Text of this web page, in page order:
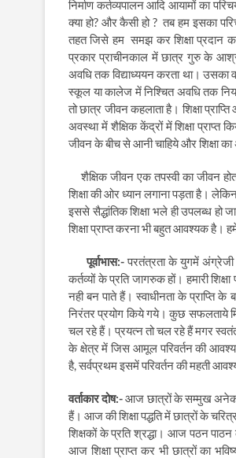
निर्माण कर्तव्यपालन आदि आयामों का परिचय
क्या हो? और कैसी हो? ‌तब हम इसका
तहत जिसे हम समझ कर शिक्षा प्रदान
प्रकार प्राचीनकाल में छात्र गुरु के
अवधि तक विद्याध्ययन करता था। उसका
स्कूल या कालेज में निश्चित अवधि तक
तो छात्र जीवन कहलाता है। शिक्षा
अवस्था में शैक्षिक केंद्रों में शिक्षा प्राप्त
जीवन के बीच से आनी चाहिये और शिक्षा का
शैक्षिक जीवन एक तपस्वी का जीवन
शिक्षा की ओर ध्यान लगाना पड़ता है। लेकिन
इससे सैद्धांतिक शिक्षा भले ही उपलब्ध हो
शिक्षा प्राप्त करना भी बहुत आवश्यक है।
पूर्वाभास:-परतंत्रता के युगमें अंग्रेजी
कर्तव्यों के प्रति जागरुक हों। हमारी
नही बन पाते हैं। स्वाधीनता के प्राप्ति के
निरंतर प्रयोग किये गये। कुछ सफलताये
चल रहे हैं। प्रयत्न तो चल रहे हैं मगर
के क्षेत्र में जिस आमूल परिवर्तन की
है,सर्वप्रथम इसमें परिवर्तन की महती
वर्ताकार दोष:-आज छात्रों के सम्मुख
हैं। आज की शिक्षा पद्धति में छात्रों के
शिक्षकों के प्रति श्रद्धा। आज पठन
आज शिक्षा प्राप्त कर भी छात्रों का